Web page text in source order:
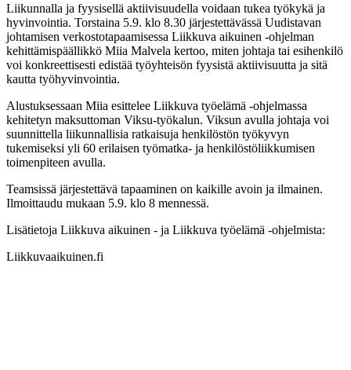
Liikunnalla ja fyysisellä aktiivisuudella voidaan tukea työkykä ja
hyvinvointia. Torstaina 5.9. klo 8.30 järjestettävässä Uudistavan
johtamisen verkostotapaamisessa Liikkuva aikuinen -ohjelman
kehittämispäällikkö Miia Malvela kertoo, miten johtaja tai esihenkilö
voi konkreettisesti edistää työyhteisön fyysistä aktiivisuutta ja sitä
kautta työhyvinvointia.
Alustuksessaan Miia esittelee Liikkuva työelämä -ohjelmassa
kehitetyn maksuttoman Viksu-työkalun. Viksun avulla johtaja voi
suunnittella liikunnallisia ratkaisuja henkilöstön työkyvyn
tukemiseksi yli 60 erilaisen työmatka- ja henkilöstöliikkumisen
toimenpiteen avulla.
Teamsissä järjestettävä tapaaminen on kaikille avoin ja ilmainen.
Ilmoittaudu mukaan 5.9. klo 8 mennessä.
Lisätietoja Liikkuva aikuinen - ja Liikkuva työelämä -ohjelmista:
Liikkuvaaikuinen.fi